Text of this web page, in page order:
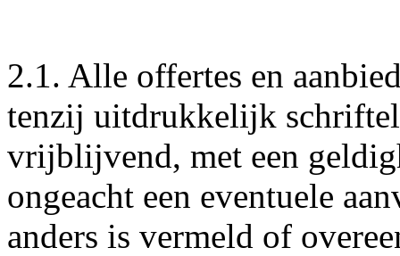
2.1. Alle offertes en
tenzij uitdrukkelijk
vrijblijvend, met een
ongeacht een eventuele
anders is vermeld of